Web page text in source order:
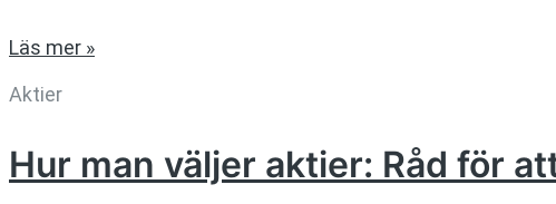
Läs mer »
Aktier
Hur man väljer aktier: Råd för